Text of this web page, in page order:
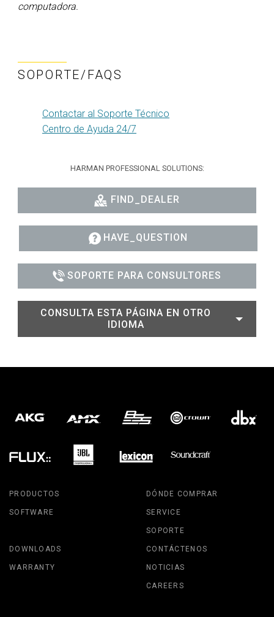
computadora.
SOPORTE/FAQS
Contactar al Soporte Técnico
Centro de Ayuda 24/7
HARMAN PROFESSIONAL SOLUTIONS:
FIND_DEALER
HAVE_QUESTION
SOPORTE PARA CONSULTORES
CONSULTA ESTA PÁGINA EN OTRO
IDIOMA
PRODUCTOS
SOFTWARE
DÓNDE COMPRAR
SERVICE
SOPORTE
DOWNLOADS
WARRANTY
CONTÁCTENOS
NOTICIAS
CAREERS